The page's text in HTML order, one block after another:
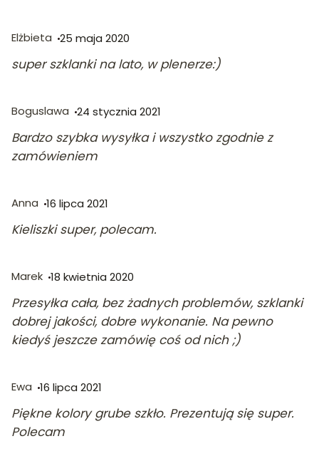
Elżbieta 25 maja 2020
super szklanki na lato, w plenerze:)
Boguslawa 24 stycznia 2021
Bardzo szybka wysyłka i wszystko zgodnie z
zamówieniem
Anna 16 lipca 2021
Kieliszki super, polecam.
Marek 18 kwietnia 2020
Przesyłka cała, bez żadnych problemów, szklanki
dobrej jakości, dobre wykonanie. Na pewno
kiedyś jeszcze zamówię coś od nich ;)
Ewa 16 lipca 2021
Piękne kolory grube szkło. Prezentują się super.
Polecam